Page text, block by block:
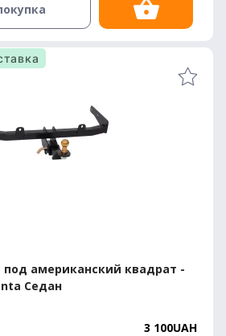
американский квадрат -
Седан
3 100UAH